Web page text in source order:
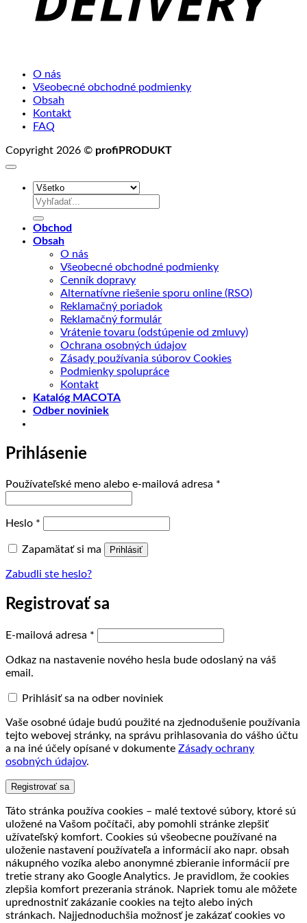
O nás
Všeobecné obchodné podmienky
Obsah
Kontakt
FAQ
Copyright 2026 © profiPRODUKT
Hľadať:
Obchod
Obsah
O nás
Všeobecné obchodné podmienky
Cenník dopravy
Alternatívne riešenie sporu online (RSO)
Reklamačný poriadok
Reklamačný formulár
Vrátenie tovaru (odstúpenie od zmluvy)
Ochrana osobných údajov
Zásady používania súborov Cookies
Podmienky spolupráce
Kontakt
Katalóg MACOTA
Odber noviniek
Prihlásenie
Používateľské meno alebo e-mailová adresa *
Heslo *
Zapamätať si ma Prihlásiť
Zabudli ste heslo?
Registrovať sa
E-mailová adresa *
Odkaz na nastavenie nového hesla bude odoslaný na váš
email.
Prihlásiť sa na odber noviniek
Vaše osobné údaje budú použité na zjednodušenie používania
tejto webovej stránky, na správu prihlasovania do vášho účtu
a na iné účely opísané v dokumente Zásady ochrany
osobných údajov.
Registrovať sa
Táto stránka používa cookies – malé textové súbory, ktoré sú
uložené na Vašom počítači, aby pomohli stránke zlepšiť
užívateľský komfort. Cookies sú všeobecne používané na
uloženie nastavení používateľa a informácií ako napr. obsah
nákupného vozíka alebo anonymné zbieranie informácií pre
tretie strany ako Google Analytics. Je pravidlom, že cookies
zlepšia komfort prezerania stránok. Napriek tomu ale môžete
uprednostniť zakázanie cookies na tejto alebo iných
stránkach. Najjednoduchšia možnosť je zakázať cookies vo